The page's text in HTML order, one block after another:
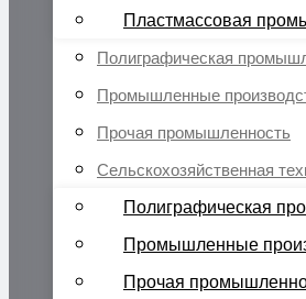
Пластмассовая
Полиграфическая
Промышленные
Прочая промышленность
Сельскохозяйственная
Полиграфическая
Промышленные
Прочая